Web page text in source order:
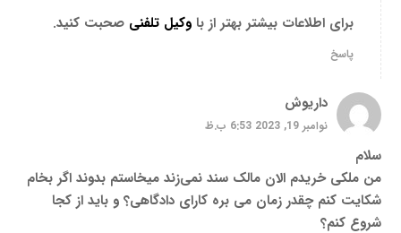
برای اطلاعات بیشتر بهتر از باوکیل تلفنی صحبت کنید.
پاسخ
داریوش
نوامبر 19, 2023 6:53 ب.ظ
سلام
من ملکی خریدم الان مالک سند نمی‌زند میخاستم بدوند اگر بخام
شکایت کنم چقدر زمان می بره کارای دادگاهی؟ و باید از کجا
شروع کنم؟